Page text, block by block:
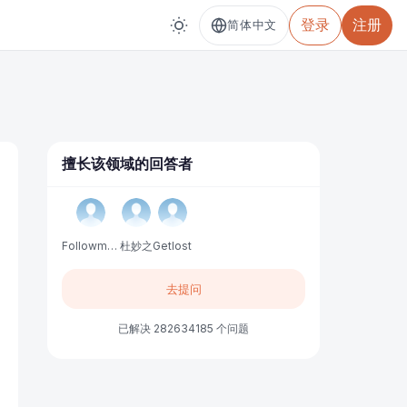
简体中文 登录 注册
擅长该领域的回答者
Followme中文服务 杜妙之 Getlost
去提问
已解决 282634185 个问题